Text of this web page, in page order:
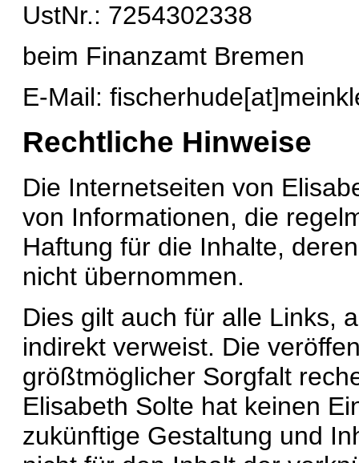
UstNr.: 7254302338
beim Finanzamt Bremen
E-Mail:
Rechtliche Hinweise
Die Internetseiten von
von Informationen, die
Haftung für die Inhalte,
nicht übernommen.
Dies gilt auch für alle Links,
indirekt verweist. Die
größtmöglicher Sorgfalt
Elisabeth Solte hat keinen
zukünftige Gestaltung und